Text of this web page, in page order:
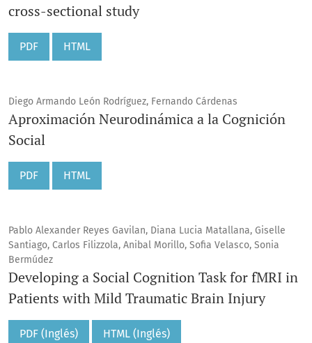
cross-sectional study
PDF HTML
Diego Armando León Rodríguez, Fernando Cárdenas
Aproximación Neurodinámica a la Cognición
Social
PDF HTML
Pablo Alexander Reyes Gavilan, Diana Lucia Matallana, Giselle
Santiago, Carlos Filizzola, Anibal Morillo, Sofia Velasco, Sonia
Bermúdez
Developing a Social Cognition Task for fMRI in
Patients with Mild Traumatic Brain Injury
PDF (Inglés) HTML (Inglés)